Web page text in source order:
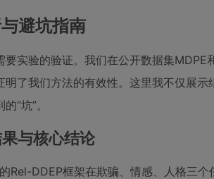
避坑指南
要实验的验证。我们在公开数据集
明了我们方法的有效性。这里我不仅展
“坑”。
与核心结论
Rel-DDEP框架在欺骗、情感、人格三